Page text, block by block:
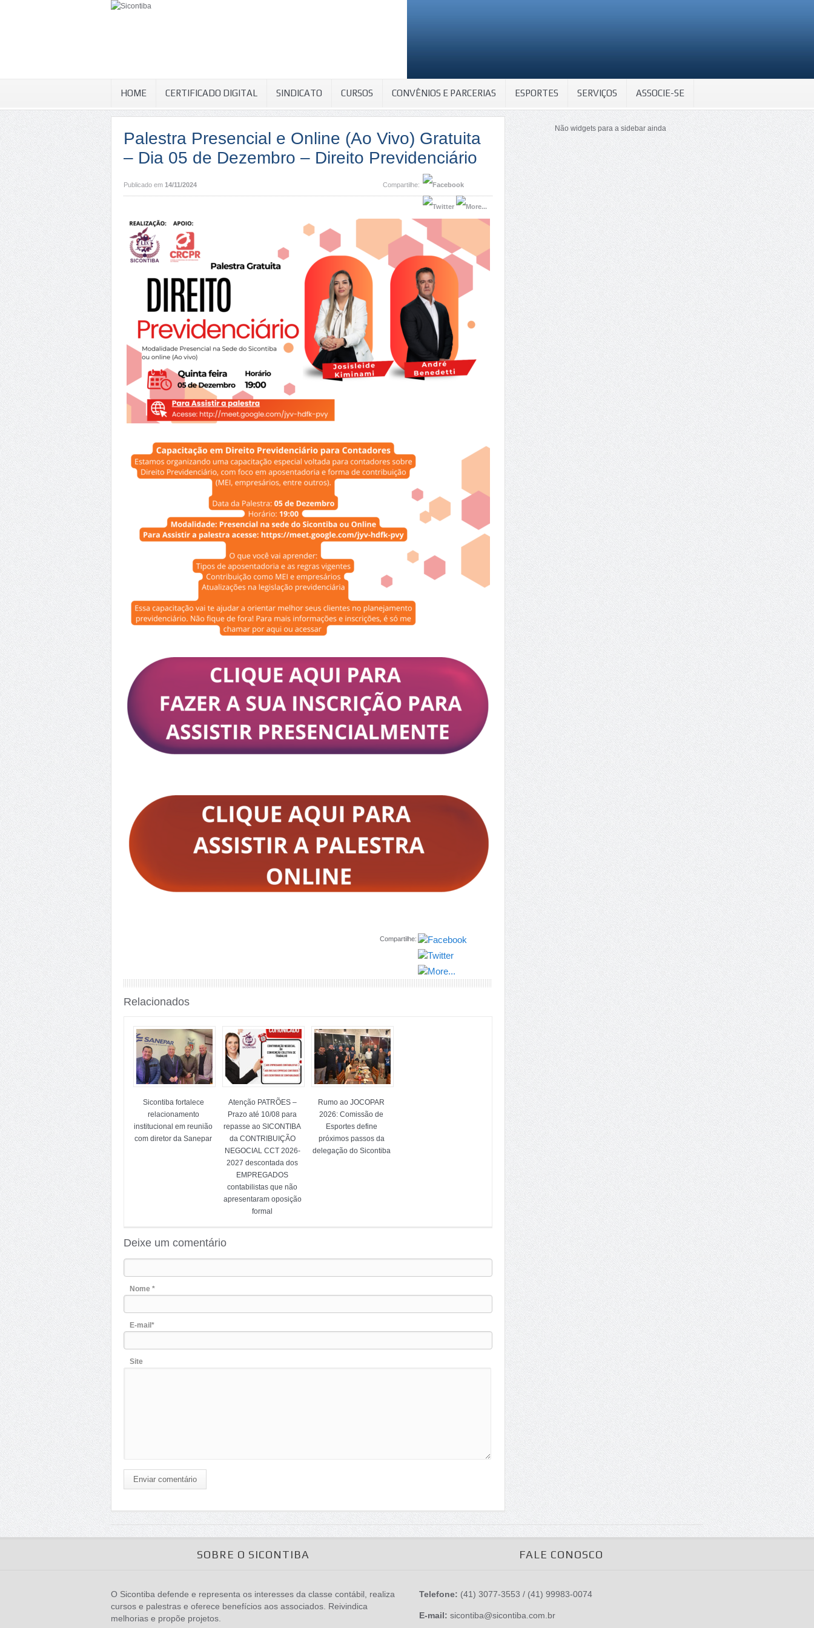
HOME CERTIFICADO DIGITAL SINDICATO CURSOS CONVÊNIOS E PARCERIAS ESPORTES SERVIÇOS ASSOCIE-SE
Palestra Presencial e Online (Ao Vivo) Gratuita
– Dia 05 de Dezembro – Direito Previdenciário
Publicado em 14/11/2024 Compartilhe:
Compartilhe:
Relacionados
Sicontiba fortalece
relacionamento
institucional em reunião
com diretor da Sanepar
Atenção PATRÕES –
Prazo até 10/08 para
repasse ao SICONTIBA
da CONTRIBUIÇÃO
NEGOCIAL CCT 2026-
2027 descontada dos
EMPREGADOS
contabilistas que não
apresentaram oposição
formal
Rumo ao JOCOPAR
2026: Comissão de
Esportes define
próximos passos da
delegação do Sicontiba
Deixe um comentário
Nome *
E-mail*
Site
Enviar comentário
Não widgets para a sidebar ainda
SOBRE O SICONTIBA
O Sicontiba defende e representa os interesses da classe contábil, realiza
cursos e palestras e oferece benefícios aos associados. Reivindica
melhorias e propõe projetos.
FALE CONOSCO
Telefone: (41) 3077-3553 / (41) 99983-0074
E-mail: sicontiba@sicontiba.com.br